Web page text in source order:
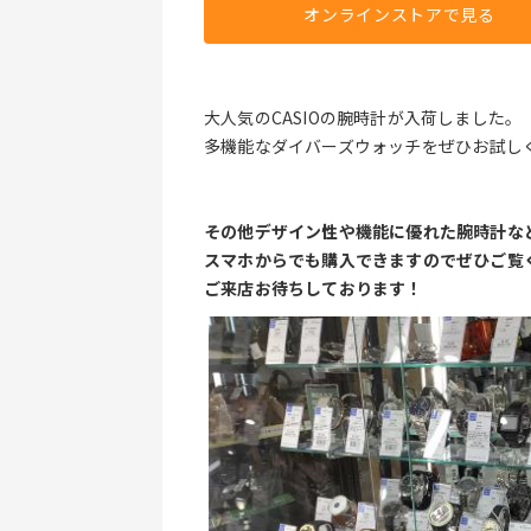
オンラインストアで見る
大人気のCASIOの腕時計が入荷しました。
多機能なダイバーズウォッチをぜひお試し
その他デザイン性や機能に優れた腕時計
スマホからでも購入できますのでぜひご覧
ご来店お待ちしております！